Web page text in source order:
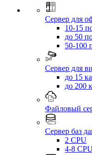
Сервер для
10-15
до 50
50-100
Сервер для
до 15
до 200
Файловый
Сервер баз
2 CPU
4-8